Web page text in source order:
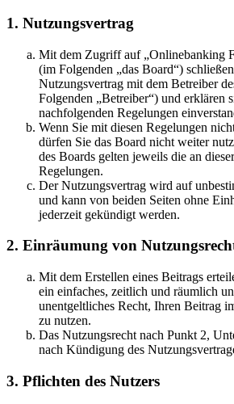
1. Nutzungsvertrag
Mit dem Zugriff auf „Onlinebanking
(im Folgenden „das Board“)
Nutzungsvertrag mit dem Betreiber
Folgenden „Betreiber“) und erklären
nachfolgenden Regelungen
Wenn Sie mit diesen Regelungen
dürfen Sie das Board nicht weiter
des Boards gelten jeweils die an
Regelungen.
Der Nutzungsvertrag wird auf
und kann von beiden Seiten ohne
jederzeit gekündigt werden.
2. Einräumung von
Mit dem Erstellen eines Beitrags
ein einfaches, zeitlich und räumlich
unentgeltliches Recht, Ihren Beitrag
zu nutzen.
Das Nutzungsrecht nach Punkt 2,
nach Kündigung des
3. Pflichten des Nutzers